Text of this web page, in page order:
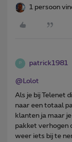
1 persoon
P patrick1981
@Lolot
Als je bij Telenet
naar een totaal
klanten ja maar
pakket verhogen
weer iets bij te